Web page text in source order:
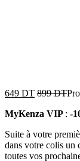
649 DT 899DT
MyKenza VIP : -
Suite à votre
dans votre colis un
toutes vos